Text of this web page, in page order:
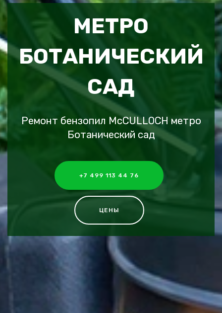
МЕТРО
БОТАНИЧЕСКИЙ
САД
Ремонт бензопил McCULLOCH метро
Ботанический сад
+7 499 113 44 76
ЦЕНЫ